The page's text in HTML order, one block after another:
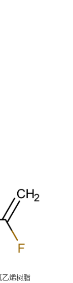
乙烯树脂